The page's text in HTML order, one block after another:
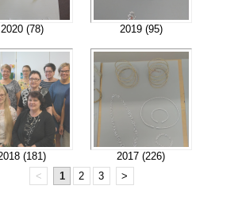
2020 (78) 2019 (95)
(181)
2017 (226)
<
1 2 3 >